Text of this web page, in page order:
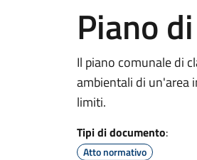
Piano
Il piano comunale di
ambientali di un'area
limiti.
Tipi di documento:
Atto normativo